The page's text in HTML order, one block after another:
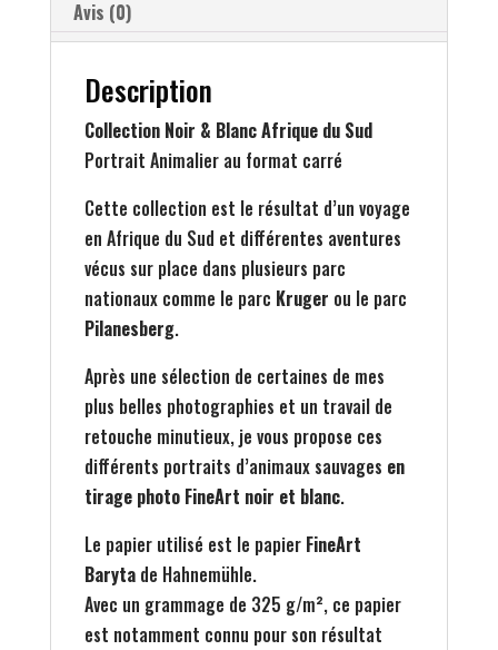
Avis (0)
Description
Collection Noir & Blanc Afrique du Sud
Portrait Animalier au format carré
Cette collection est le résultat d’un voyage
en Afrique du Sud et différentes aventures
vécus sur place dans plusieurs parc
nationaux comme le parc Kruger ou le parc
Pilanesberg.
Après une sélection de certaines de mes
plus belles photographies et un travail de
retouche minutieux, je vous propose ces
différents portraits d’animaux sauvages en
tirage photo FineArt noir et blanc.
Le papier utilisé est le papier FineArt
Barytade Hahnemühle.
Avec un grammage de 325 g/m², ce papier
est notamment connu pour son résultat